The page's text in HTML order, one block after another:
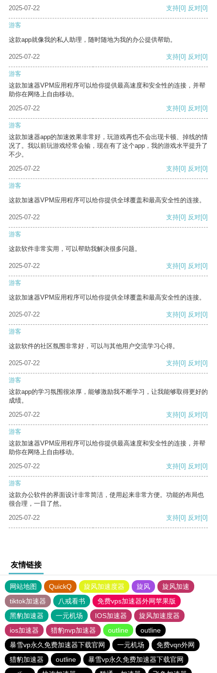
2025-07-22 支持[0] 反对[0]
游客
这款app就像我的私人助理，随时随地为我的办公提供帮助。
2025-07-22 支持[0] 反对[0]
游客
这款加速器VPM应用程序可以给你提供最高速度和安全性的连接，并帮
助你在网络上自由移动。
2025-07-22
支持[0] 反对[0]
游客
这款加速器app的加速效果非常好，玩游戏再也不会出现卡顿、掉线的情
况了。我以前玩游戏经常会输，现在有了这个app，我的游戏水平提升了
不少。
2025-07-22
支持[0] 反对[0]
游客
这款加速器VPM应用程序可以给你提供全球覆盖和最高安全性的连接。
2025-07-22 支持[0] 反对[0]
游客
这款软件非常实用，可以帮助我解决很多问题。
2025-07-22 支持[0] 反对[0]
游客
这款加速器VPM应用程序可以给你提供全球覆盖和最高安全性的连接。
2025-07-22 支持[0] 反对[0]
游客
这款软件的社区氛围非常好，可以与其他用户交流学习心得。
2025-07-22 支持[0] 反对[0]
游客
这款app的学习氛围很浓厚，能够激励我不断学习，让我能够取得更好的
成绩。
2025-07-22
支持[0] 反对[0]
游客
这款加速器VPM应用程序可以给你提供最高速度和安全性的连接，并帮
助你在网络上自由移动。
2025-07-22
支持[0] 反对[0]
游客
这款办公软件的界面设计非常简洁，使用起来非常方便。功能的布局也
很合理，一目了然。
2025-07-22
支持[0] 反对[0]
友情链接
网站地图 QuickQ 旋风加速度器 旋风
旋风加速
tiktok加速器
八戒看书
免费vps加速器外网苹果版
黑豹加速器
一元机场 IOS加速器
旋风加速度器
ios加速器
猎豹nvp加速器 outline
outline
暴雪vp永久免费加速器下载官网
一元机场
免费vqn外网
猎豹加速器
outline
暴雪vp永久免费加速器下载官网